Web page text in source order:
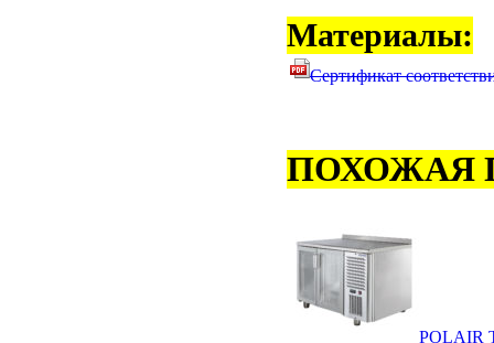
Материалы:
Сертификат
ПОХОЖАЯ
POLAIR